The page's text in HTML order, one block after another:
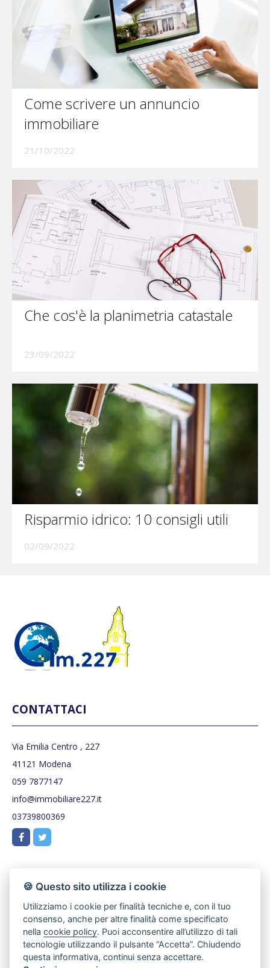
Come scrivere un annuncio
immobiliare
21/10/2022
Che cos'è la planimetria catastale
23/09/2022
Risparmio idrico: 10 consigli utili
02/09/2022
CONTATTACI
Via Emilia Centro , 227
41121 Modena
059 7877147
info@immobiliare227.it
03739800369
🍪 Questo sito utilizza i cookie
Utilizziamo i cookie per finalità tecniche e, con il tuo
consenso, anche per altre finalità come specificato
nellacookie policy. Puoi acconsentire all’utilizzo di tali
tecnologie utilizzando il pulsante “Accetta”. Chiudendo
questa informativa, continui senza accettare.